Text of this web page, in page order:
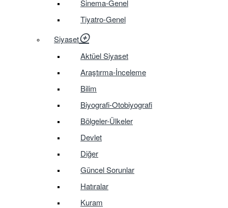
Sinema-Genel
Tiyatro-Genel
Siyaset
Aktüel Siyaset
Araştırma-İnceleme
Bilim
Biyografi-Otobiyografi
Bölgeler-Ülkeler
Devlet
Diğer
Güncel Sorunlar
Hatıralar
Kuram